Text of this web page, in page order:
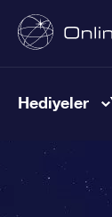
Hediyeler